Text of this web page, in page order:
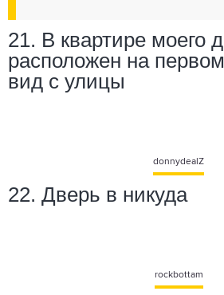
21. В квартире моего
расположен на
вид с улицы
donnydealZ
22. Дверь в никуда
rockbottam